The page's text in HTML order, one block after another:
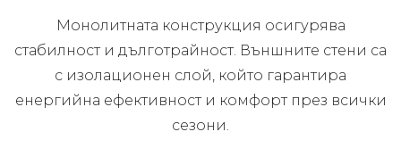
Монолитната конструкция осигурява
стабилност и дълготрайност. Външните стени са
с изолационен слой, който гарантира
енергийна ефективност и комфорт през всички
сезони.